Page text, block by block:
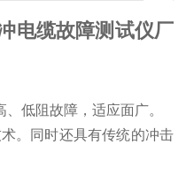
电缆故障测试仪厂
低阻故障，适应面广。
。同时还具有传统的冲击